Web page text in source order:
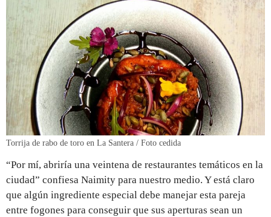
Torrija de rabo de toro en La Santera / Foto cedida
“Por mí, abriría una veintena de restaurantes temáticos en la
ciudad” confiesa Naimity para nuestro medio. Y está claro
que algún ingrediente especial debe manejar esta pareja
entre fogones para conseguir que sus aperturas sean un